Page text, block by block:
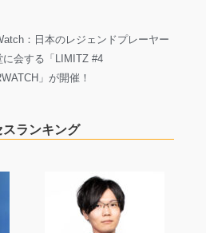
：日本のレジェンドプレーヤー
に会する「LIMITZ #4
」が開催！
ランキング